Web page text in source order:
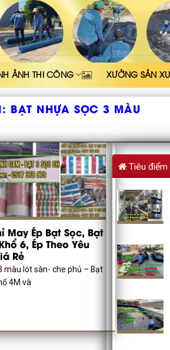
ẢNH THI CÔNG XƯỞNG SẢN
BẠT NHỰA SỌC 3 MÀU
May Ép Bạt Sọc, Bạt
6, Ép Theo Yêu
Rẻ
màu lót sàn- che phủ – Bạt
4M và
Tiêu điểm